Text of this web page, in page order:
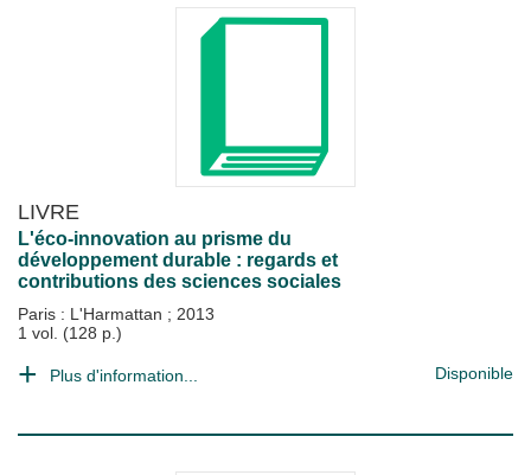
LIVRE
L'éco-innovation au prisme du
développement durable : regards et
contributions des sciences sociales
Paris : L'Harmattan ; 2013
1 vol. (128 p.)
Plus d'information... Disponible